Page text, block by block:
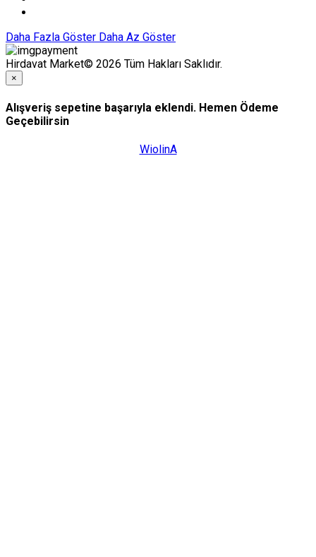
Daha Fazla Göster Daha Az Göster
Hirdavat Market© 2026 Tüm Hakları Saklıdır.
×
Alışveriş sepetine başarıyla eklendi. Hemen Ödeme
Geçebilirsin
WiolinA